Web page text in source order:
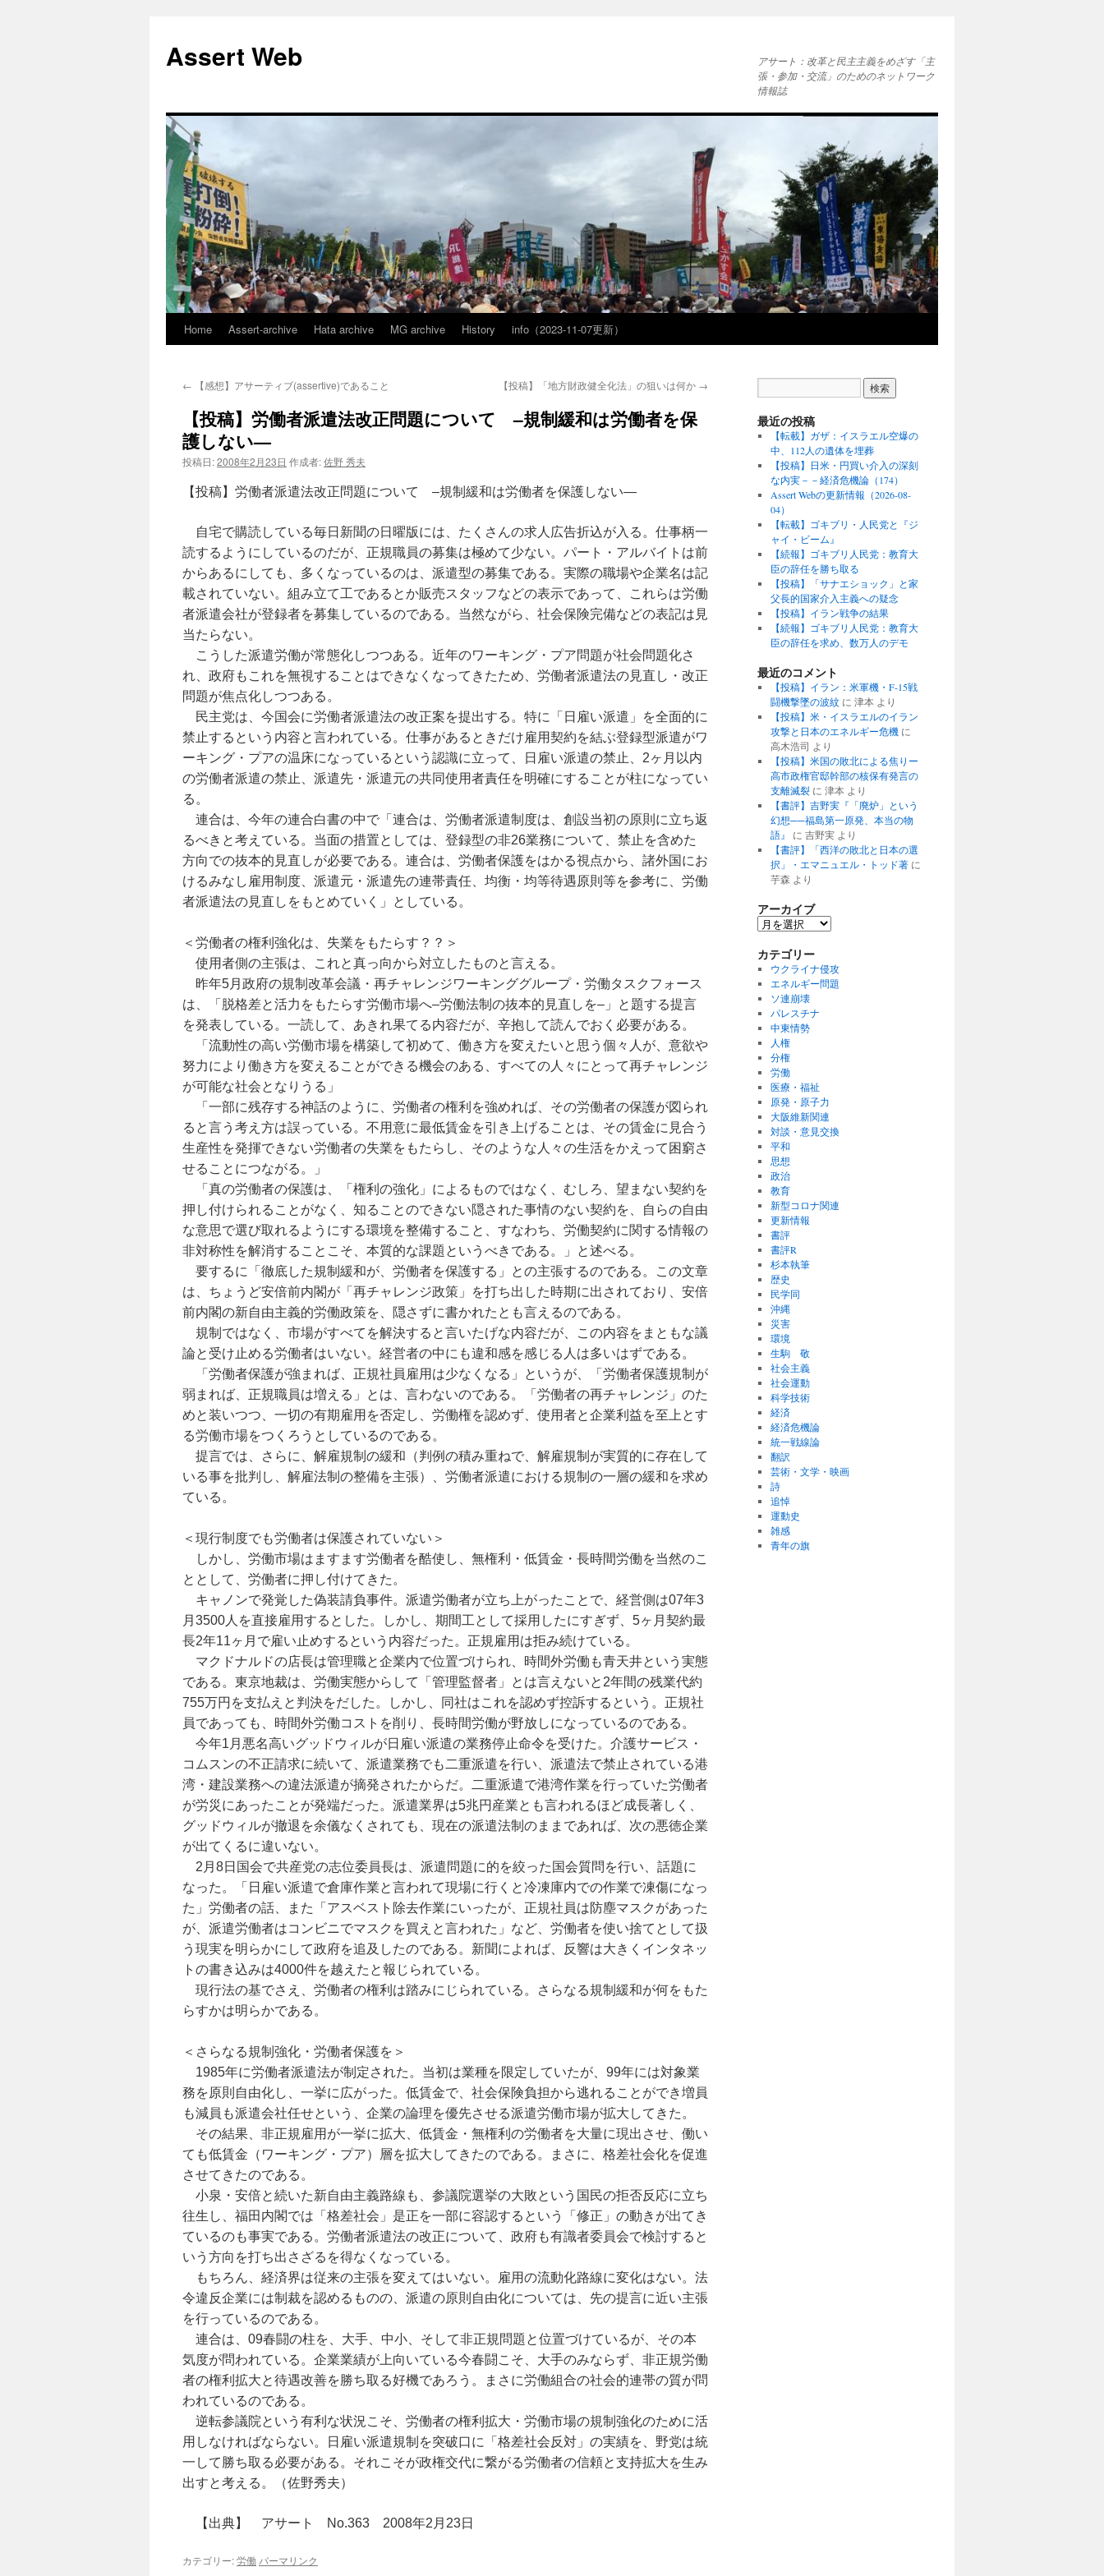
テ
ン
ス
キ
ッ
プ
Assert Web
アサート：改革と民主主義をめざす「主
張・参加・交流」のためのネットワーク
情報誌
Home Assert-archive Hata archive MG archive History info（2023-11-07更新）
← 【感想】アサーティブ(assertive)であること 【投稿】「地方財政健全化法」の狙いは何か →
【投稿】労働者派遣法改正問題について –規制緩和は労働者を保
護しない—
投稿日:2008年2月23日 作成者:佐野 秀夫
【投稿】労働者派遣法改正問題について –規制緩和は労働者を保護しない—
自宅で購読している毎日新聞の日曜版には、たくさんの求人広告折込が入る。仕事柄一
読するようにしているのだが、正規職員の募集は極めて少ない。パート・アルバイトは前
からあるにしても、多くなっているのは、派遣型の募集である。実際の職場や企業名は記
載されていない。組み立て工であるとか販売スタッフなどの表示であって、これらは労働
者派遣会社が登録者を募集しているのである。当然ながら、社会保険完備などの表記は見
当たらない。
こうした派遣労働が常態化しつつある。近年のワーキング・プア問題が社会問題化さ
れ、政府もこれを無視することはできなくなってきたため、労働者派遣法の見直し・改正
問題が焦点化しつつある。
民主党は、今国会に労働者派遣法の改正案を提出する。特に「日雇い派遣」を全面的に
禁止するという内容と言われている。仕事があるときだけ雇用契約を結ぶ登録型派遣がワ
ーキング・プアの温床になっているという認識に立って、日雇い派遣の禁止、2ヶ月以内
の労働者派遣の禁止、派遣先・派遣元の共同使用者責任を明確にすることが柱になってい
る。
連合は、今年の連合白書の中で「連合は、労働者派遣制度は、創設当初の原則に立ち返
るべきと考えている。当面の措置としては、登録型の非26業務について、禁止を含めた
方向での抜本的見直しが必要である。連合は、労働者保護をはかる視点から、諸外国にお
けるみなし雇用制度、派遣元・派遣先の連帯責任、均衡・均等待遇原則等を参考に、労働
者派遣法の見直しをもとめていく」としている。
＜労働者の権利強化は、失業をもたらす？？＞
使用者側の主張は、これと真っ向から対立したものと言える。
昨年5月政府の規制改革会議・再チャレンジワーキンググループ・労働タスクフォース
は、「脱格差と活力をもたらす労働市場へ–労働法制の抜本的見直しを–」と題する提言
を発表している。一読して、あきれ果てる内容だが、辛抱して読んでおく必要がある。
「流動性の高い労働市場を構築して初めて、働き方を変えたいと思う個々人が、意欲や
努力により働き方を変えることができる機会のある、すべての人々にとって再チャレンジ
が可能な社会となりうる」
「一部に残存する神話のように、労働者の権利を強めれば、その労働者の保護が図られ
ると言う考え方は誤っている。不用意に最低賃金を引き上げることは、その賃金に見合う
生産性を発揮できない労働者の失業をもたらし、そのような人々の生活をかえって困窮さ
せることにつながる。」
「真の労働者の保護は、「権利の強化」によるものではなく、むしろ、望まない契約を
押し付けられることがなく、知ることのできない隠された事情のない契約を、自らの自由
な意思で選び取れるようにする環境を整備すること、すなわち、労働契約に関する情報の
非対称性を解消することこそ、本質的な課題というべきである。」と述べる。
要するに「徹底した規制緩和が、労働者を保護する」との主張するのである。この文章
は、ちょうど安倍前内閣が「再チャレンジ政策」を打ち出した時期に出されており、安倍
前内閣の新自由主義的労働政策を、隠さずに書かれたとも言えるのである。
規制ではなく、市場がすべてを解決すると言いたげな内容だが、この内容をまともな議
論と受け止める労働者はいない。経営者の中にも違和感を感じる人は多いはずである。
「労働者保護が強まれば、正規社員雇用は少なくなる」というが、「労働者保護規制が
弱まれば、正規職員は増える」とは、言わないのである。「労働者の再チャレンジ」のた
めと装いつつ、一切の有期雇用を否定し、労働権を認めず、使用者と企業利益を至上とす
る労働市場をつくろうとしているのである。
提言では、さらに、解雇規制の緩和（判例の積み重ねで、解雇規制が実質的に存在して
いる事を批判し、解雇法制の整備を主張）、労働者派遣における規制の一層の緩和を求め
ている。
＜現行制度でも労働者は保護されていない＞
しかし、労働市場はますます労働者を酷使し、無権利・低賃金・長時間労働を当然のこ
ととして、労働者に押し付けてきた。
キャノンで発覚した偽装請負事件。派遣労働者が立ち上がったことで、経営側は07年3
月3500人を直接雇用するとした。しかし、期間工として採用したにすぎず、5ヶ月契約最
長2年11ヶ月で雇い止めするという内容だった。正規雇用は拒み続けている。
マクドナルドの店長は管理職と企業内で位置づけられ、時間外労働も青天井という実態
である。東京地裁は、労働実態からして「管理監督者」とは言えないと2年間の残業代約
755万円を支払えと判決をだした。しかし、同社はこれを認めず控訴するという。正規社
員であっても、時間外労働コストを削り、長時間労働が野放しになっているのである。
今年1月悪名高いグッドウィルが日雇い派遣の業務停止命令を受けた。介護サービス・
コムスンの不正請求に続いて、派遣業務でも二重派遣を行い、派遣法で禁止されている港
湾・建設業務への違法派遣が摘発されたからだ。二重派遣で港湾作業を行っていた労働者
が労災にあったことが発端だった。派遣業界は5兆円産業とも言われるほど成長著しく、
グッドウィルが撤退を余儀なくされても、現在の派遣法制のままであれば、次の悪徳企業
が出てくるに違いない。
2月8日国会で共産党の志位委員長は、派遣問題に的を絞った国会質問を行い、話題に
なった。「日雇い派遣で倉庫作業と言われて現場に行くと冷凍庫内での作業で凍傷になっ
た」労働者の話、また「アスベスト除去作業にいったが、正規社員は防塵マスクがあった
が、派遣労働者はコンビニでマスクを買えと言われた」など、労働者を使い捨てとして扱
う現実を明らかにして政府を追及したのである。新聞によれば、反響は大きくインタネッ
トの書き込みは4000件を越えたと報じられている。
現行法の基でさえ、労働者の権利は踏みにじられている。さらなる規制緩和が何をもた
らすかは明らかである。
＜さらなる規制強化・労働者保護を＞
1985年に労働者派遣法が制定された。当初は業種を限定していたが、99年には対象業
務を原則自由化し、一挙に広がった。低賃金で、社会保険負担から逃れることができ増員
も減員も派遣会社任せという、企業の論理を優先させる派遣労働市場が拡大してきた。
その結果、非正規雇用が一挙に拡大、低賃金・無権利の労働者を大量に現出させ、働い
ても低賃金（ワーキング・プア）層を拡大してきたのである。まさに、格差社会化を促進
させてきたのである。
小泉・安倍と続いた新自由主義路線も、参議院選挙の大敗という国民の拒否反応に立ち
往生し、福田内閣では「格差社会」是正を一部に容認するという「修正」の動きが出てき
ているのも事実である。労働者派遣法の改正について、政府も有識者委員会で検討すると
いう方向を打ち出さざるを得なくなっている。
もちろん、経済界は従来の主張を変えてはいない。雇用の流動化路線に変化はない。法
令違反企業には制裁を認めるものの、派遣の原則自由化については、先の提言に近い主張
を行っているのである。
連合は、09春闘の柱を、大手、中小、そして非正規問題と位置づけているが、その本
気度が問われている。企業業績が上向いている今春闘こそ、大手のみならず、非正規労働
者の権利拡大と待遇改善を勝ち取る好機であろう。まさに労働組合の社会的連帯の質が問
われているのである。
逆転参議院という有利な状況こそ、労働者の権利拡大・労働市場の規制強化のために活
用しなければならない。日雇い派遣規制を突破口に「格差社会反対」の実績を、野党は統
一して勝ち取る必要がある。それこそが政権交代に繋がる労働者の信頼と支持拡大を生み
出すと考える。（佐野秀夫）
【出典】 アサート No.363 2008年2月23日
カテゴリー:労働 パーマリンク
最近の投稿
【転載】ガザ：イスラエル空爆の
中、112人の遺体を埋葬
【投稿】日米・円買い介入の深刻
な内実－－経済危機論（174）
Assert Webの更新情報（2026-08-
04）
【転載】ゴキブリ・人民党と『ジ
ャイ・ビーム』
【続報】ゴキブリ人民党：教育大
臣の辞任を勝ち取る
【投稿】「サナエショック」と家
父長的国家介入主義への疑念
【投稿】イラン戦争の結果
【続報】ゴキブリ人民党：教育大
臣の辞任を求め、数万人のデモ
最近のコメント
【投稿】イラン：米軍機・F-15戦
闘機撃墜の波紋に 津本より
【投稿】米・イスラエルのイラン
攻撃と日本のエネルギー危機に
高木浩司 より
【投稿】米国の敗北による焦りー
高市政権官邸幹部の核保有発言の
支離滅裂に 津本より
【書評】吉野実『「廃炉」という
幻想──福島第一原発、本当の物
語』
に 吉野実より
【書評】「西洋の敗北と日本の選
択」・エマニュエル・トッド著に
芋森 より
アーカイブ
ア
カ
イ
ブ
カテゴリー
ウクライナ侵攻
エネルギー問題
ソ連崩壊
パレスチナ
中東情勢
人権
分権
労働
医療・福祉
原発・原子力
大阪維新関連
対談・意見交換
平和
思想
政治
教育
新型コロナ関連
更新情報
書評
書評R
杉本執筆
歴史
民学同
沖縄
災害
環境
生駒 敬
社会主義
社会運動
科学技術
経済
経済危機論
統一戦線論
翻訳
芸術・文学・映画
詩
追悼
運動史
雑感
青年の旗